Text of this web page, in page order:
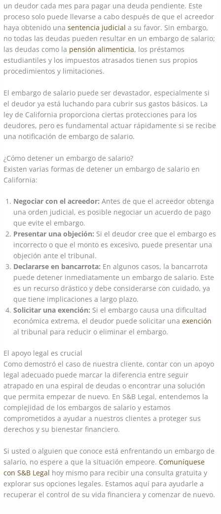
un deudor cada mes para pagar una deuda pendiente. Este
proceso solo puede llevarse a cabo después de que el acreedor
haya obtenido unasentencia judicial a su favor. Sin embargo,
no todas las deudas pueden resultar en un embargo de salario;
las deudas como la pensión alimenticia, los préstamos
estudiantiles y los impuestos atrasados tienen sus propios
procedimientos y limitaciones.
El embargo de salario puede ser devastador, especialmente si
el deudor ya está luchando para cubrir sus gastos básicos. La
ley de California proporciona ciertas protecciones para los
deudores, pero es fundamental actuar rápidamente si se recibe
una notificación de embargo de salario.
¿Cómo detener un embargo de salario?
Existen varias formas de detener un embargo de salario en
California:
Negociar con el acreedor: Antes de que el acreedor obtenga
una orden judicial, es posible negociar un acuerdo de pago
que evite el embargo.
Presentar una objeción: Si el deudor cree que el embargo es
incorrecto o que el monto es excesivo, puede presentar una
objeción ante el tribunal.
Declararse en bancarrota: En algunos casos, la bancarrota
puede detener inmediatamente un embargo de salario. Este
es un recurso drástico y debe considerarse con cuidado, ya
que tiene implicaciones a largo plazo.
Solicitar una exención: Si el embargo causa una dificultad
económica extrema, el deudor puede solicitar unaexención
al tribunal para reducir o eliminar el embargo.
El apoyo legal es crucial
Como demostró el caso de nuestra cliente, contar con un apoyo
legal adecuado puede marcar la diferencia entre seguir
atrapado en una espiral de deudas o encontrar una solución
que permita empezar de nuevo. En S&B Legal, entendemos la
complejidad de los embargos de salario y estamos
comprometidos a ayudar a nuestros clientes a proteger sus
derechos y su bienestar financiero.
Si usted o alguien que conoce está enfrentando un embargo de
salario, no espere a que la situación empeore.Comuníquese
con S&B Legal hoy mismo para recibir una consulta gratuita y
explorar sus opciones legales. Estamos aquí para ayudarle a
recuperar el control de su vida financiera y comenzar de nuevo.